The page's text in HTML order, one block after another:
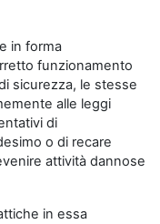
in forma
funzionamento
sicurezza, le stesse
alle leggi
di
o di recare
attività dannose
in essa